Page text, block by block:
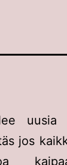
uusia
jos